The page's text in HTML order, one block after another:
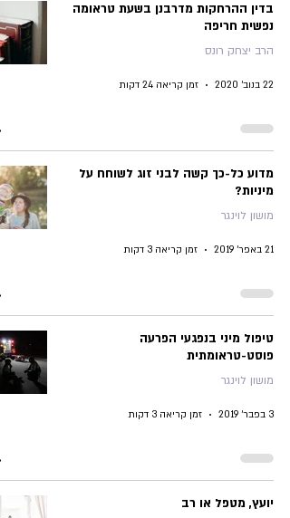
בדין ההרחקות מדרבנן בשעת טראומה
נפשית חריפה
הרב יצחק רונס
22 בנוב׳ 2020 זמן קריאה 24 דקות
מדוע כל-כך קשה לבני זוג לשוחח על
מיניות?
מושון לוינגר
21 באפר׳ 2019 זמן קריאה 3 דקות
טיפול מיני בנפגעי הפרעה
פוסט-טראומתית
מושון לוינגר
3 בפבר׳ 2019 זמן קריאה 3 דקות
יועץ, מטפל או רב